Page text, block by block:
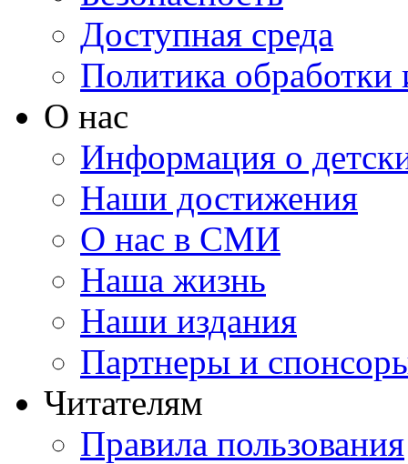
Доступная среда
Политика
О нас
Информация о
Наши достижения
О нас в СМИ
Наша жизнь
Наши издания
Партнеры и
Читателям
Правила пользования